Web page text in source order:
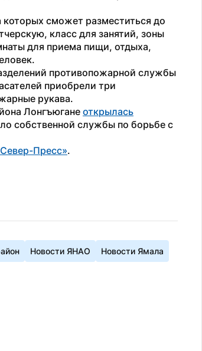
сможет разместиться до
класс для занятий, зоны
для приема пищи, отдыха,
противопожарной службы
приобрели три
рукава.
Лонгъюгане открылась
собственной службы по борьбе с
Пресс».
Новости ЯНАО Новости Ямала